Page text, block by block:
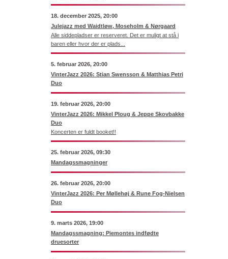
18. december 2025, 20:00
Julejazz med Waidtløw, Moseholm & Nørgaard
Alle siddepladser er reserveret. Det er muligt at stå i
baren eller hvor der er plads...
5. februar 2026, 20:00
VinterJazz 2026: Stian Swensson & Matthias Petri
Duo
19. februar 2026, 20:00
VinterJazz 2026: Mikkel Ploug & Jeppe Skovbakke
Duo
Koncerten er fuldt booket!!
25. februar 2026, 09:30
Mandagssmagninger
26. februar 2026, 20:00
VinterJazz 2026: Per Møllehøj & Rune Fog-Nielsen
Duo
9. marts 2026, 19:00
Mandagssmagning: Piemontes indfødte
druesorter